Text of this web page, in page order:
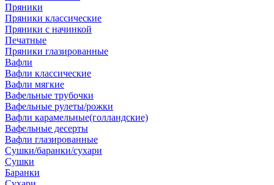
Пряники
Пряники классические
Пряники с начинкой
Печатные
Пряники глазированные
Вафли
Вафли классические
Вафли мягкие
Вафельные трубочки
Вафельные рулеты/рожки
Вафли карамельные(голландские)
Вафельные десерты
Вафли глазированные
Сушки/баранки/сухари
Сушки
Баранки